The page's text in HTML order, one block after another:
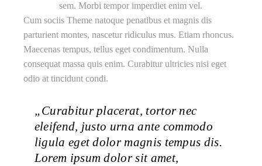
sem. Morbi tempor imperdiet enim vel.
Cum sociis Theme natoque penatibus et magnis dis
parturient montes, nascetur ridiculus mus. Etiam rhoncus.
Maecenas tempus, tellus eget condimentum. Nulla
consequat massa quis enim. Curabitur ultricies nisi eget
odio at tincidunt condi.
„Curabitur placerat, tortor nec
eleifend, justo urna ante commodo
ligula eget dolor magnis tempus dis.
Lorem ipsum dolor sit amet,